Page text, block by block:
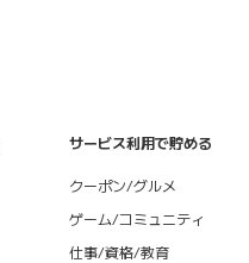
サービス利用で貯める
クーポン/グルメ
ゲーム/コミュニティ
仕事/資格/教育